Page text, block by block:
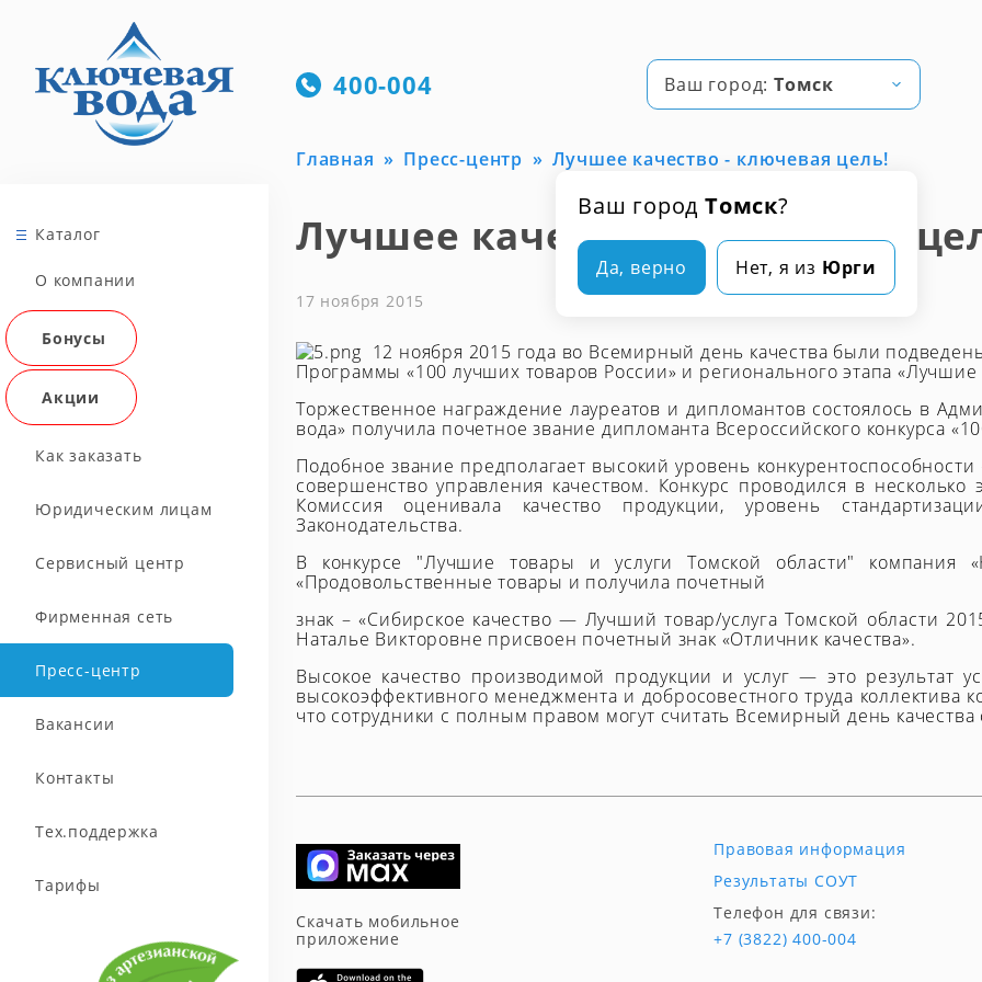
Ваш город Томск?
Да, верно Нет, я из Юрги
Каталог
О компании
Бонусы
Акции
Как заказать
Юридическим лицам
Сервисный центр
Фирменная сеть
Пресс-центр
Вакансии
Контакты
Тех.поддержка
Тарифы
400-004 Ваш город:Томск
Главная Пресс-центр Лучшее качество - ключевая цель!
Лучшее качество - ключевая
17 ноября 2015
12 ноября 2015 года во Всемирный день качества были
Программы «100 лучших товаров России» и регионального этапа «Лучшие
Торжественное награждение лауреатов и дипломантов состоялось в
вода» получила почетное звание дипломанта Всероссийского конкурса
Подобное звание предполагает высокий уровень
совершенство управления качеством. Конкурс проводился в
Комиссия оценивала качество продукции, уровень
Законодательства.
В конкурсе "Лучшие товары и услуги Томской области" компания
«Продовольственные товары и получила почетный
знак – «Сибирское качество — Лучший товар/услуга Томской области
Наталье Викторовне присвоен почетный знак «Отличник качества».
Высокое качество производимой продукции и услуг — это результат
высокоэффективного менеджмента и добросовестного труда коллектива
что сотрудники с полным правом могут считать Всемирный день
Скачать мобильное
приложение
Правовая информация
Результаты СОУТ
Телефон для связи:
+7 (3822) 400-004